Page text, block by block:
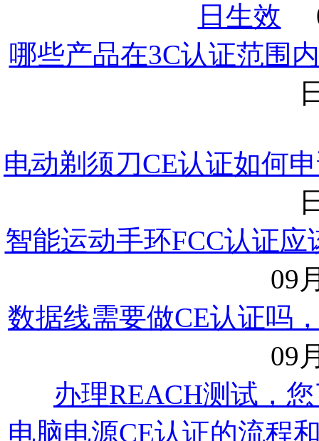
日生效
哪些产品在3C认证范围
电动剃须刀CE认证如何
智能运动手环FCC认证
09
数据线需要做CE认证吗
09
办理REACH测试，
电脑电源CE认证的流程